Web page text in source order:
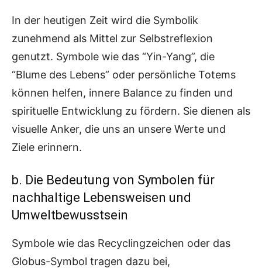
In der heutigen Zeit wird die Symbolik
zunehmend als Mittel zur Selbstreflexion
genutzt. Symbole wie das “Yin-Yang”, die
“Blume des Lebens” oder persönliche Totems
können helfen, innere Balance zu finden und
spirituelle Entwicklung zu fördern. Sie dienen als
visuelle Anker, die uns an unsere Werte und
Ziele erinnern.
b. Die Bedeutung von Symbolen für
nachhaltige Lebensweisen und
Umweltbewusstsein
Symbole wie das Recyclingzeichen oder das
Globus-Symbol tragen dazu bei,